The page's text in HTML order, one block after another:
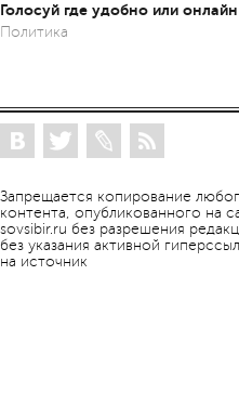
Голосуй где удобно или онлайн
Политика
Запрещается копирование
контента, опубликованного на
sovsibir.ru без разрешения
без указания активной
на источник